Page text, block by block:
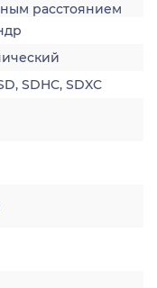
расстоянием
SDHC, SDXC